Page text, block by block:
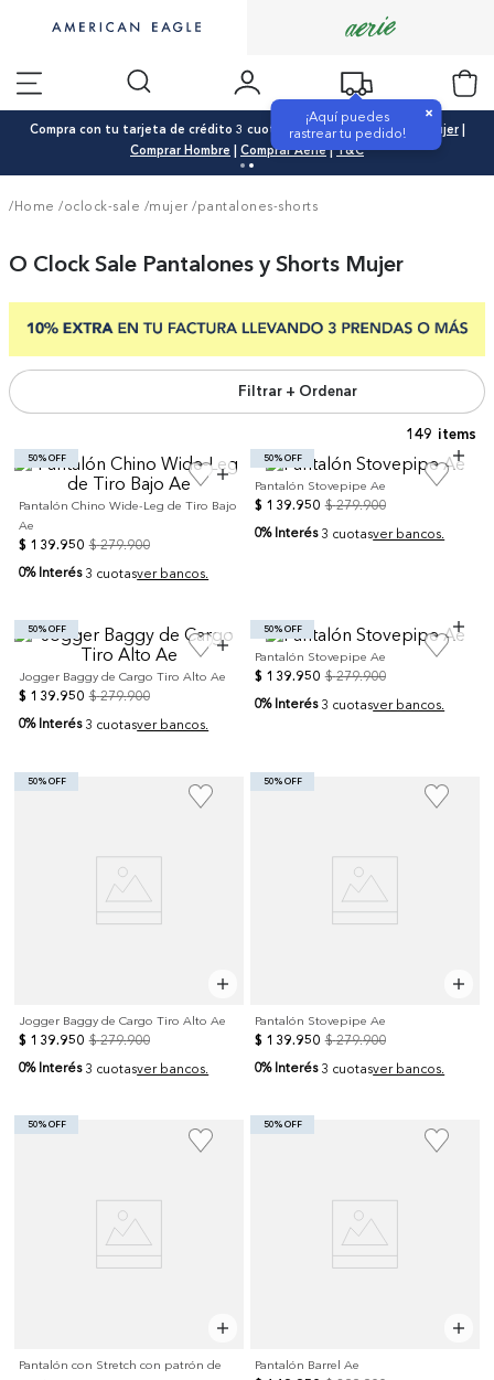
¡Aquí puedes
rastrear tu pedido!
×
Compra con tu tarjeta de crédito 3 cuotas 0% interés |Comprar Mujer|
Comprar Hombre | Comprar Aerie|T&C
/Home /oclock-sale /mujer /pantalones-shorts
O Clock Sale Pantalones y Shorts Mujer
Filtrar + Ordenar
149
50% OFF
Pantalón Chino Wide-Leg de Tiro Bajo
Ae
$ 139.950 $ 279.900
0% Interés 3 cuotasver bancos.
50% OFF
Pantalón Stovepipe Ae
$ 139.950 $ 279.900
0% Interés 3 cuotasver bancos.
50% OFF
Jogger Baggy de Cargo Tiro Alto Ae
$ 139.950 $ 279.900
0% Interés 3 cuotasver bancos.
50% OFF
Pantalón Stovepipe Ae
$ 139.950 $ 279.900
0% Interés 3 cuotasver bancos.
50% OFF
Jogger Baggy de Cargo Tiro Alto Ae
$ 139.950 $ 279.900
0% Interés 3 cuotasver bancos.
50% OFF
Pantalón Stovepipe Ae
$ 139.950 $ 279.900
0% Interés 3 cuotasver bancos.
50% OFF
Pantalón con Stretch con patrón de
50% OFF
Pantalón Barrel Ae